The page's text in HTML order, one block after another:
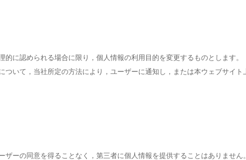
に認められる場合に限り，個人情報の利用目的を変更するものとします。
いて，当社所定の方法により，ユーザーに通知し，または本ウェブサイト
ザーの同意を得ることなく，第三者に個人情報を提供することはありません